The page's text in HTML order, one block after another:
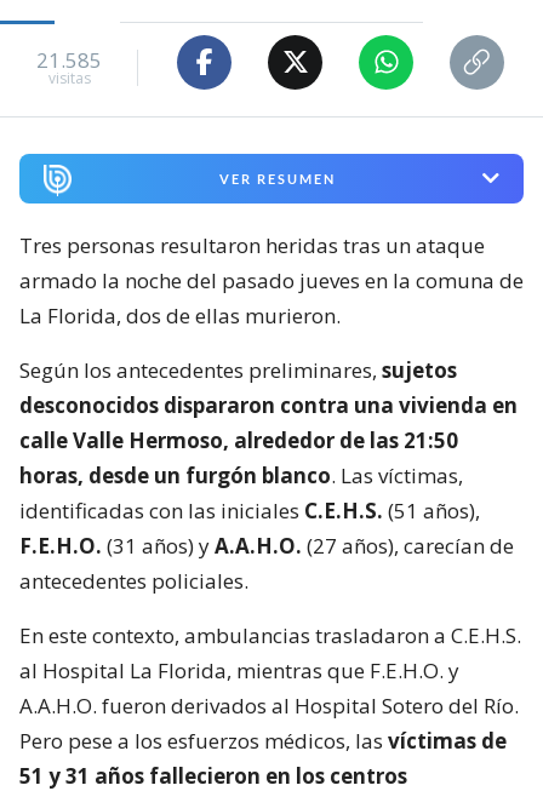
21.585
visitas
VER RESUMEN
Tres personas resultaron heridas tras un ataque
armado la noche del pasado jueves en la comuna de
La Florida, dos de ellas murieron.
Según los antecedentes preliminares, sujetos
desconocidos dispararon contra una vivienda en
calle Valle Hermoso, alrededor de las 21:50
horas, desde un furgón blanco. Las víctimas,
identificadas con las iniciales C.E.H.S. (51 años),
F.E.H.O. (31 años) yA.A.H.O. (27 años), carecían de
antecedentes policiales.
En este contexto, ambulancias trasladaron a C.E.H.S.
al Hospital La Florida, mientras que F.E.H.O. y
A.A.H.O. fueron derivados al Hospital Sotero del Río.
Pero pese a los esfuerzos médicos, las víctimas de
51 y 31 años fallecieron en los centros